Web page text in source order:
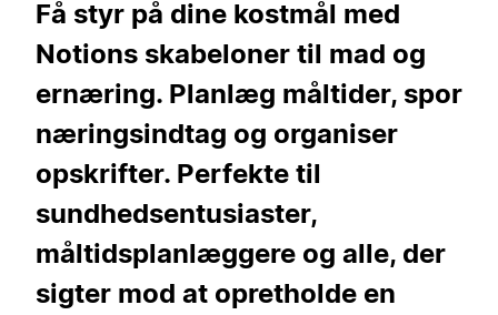
Få styr på dine kostmål med
Notions skabeloner til mad og
ernæring. Planlæg måltider, spor
næringsindtag og organiser
opskrifter. Perfekte til
sundhedsentusiaster,
måltidsplanlæggere og alle, der
sigter mod at opretholde en